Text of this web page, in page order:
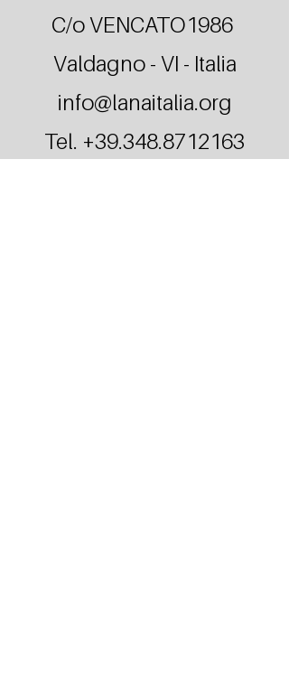
C/o VENCATO1986
Valdagno - VI - Italia
info@lanaitalia.org
Tel. +39.348.8712163